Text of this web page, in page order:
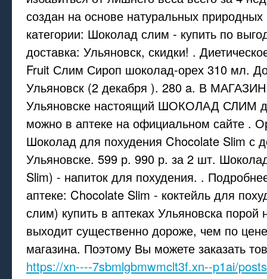
создан на основе натуральных
категории: Шоколад слим - купить по
доставка: Ульяновск, скидки! .
Fruit Слим Сироп шоколад-орех 310 мл.
Ульяновск (2 декабря ). 280 a. В
Ульяновске настоящий ШОКОЛАД СЛИМ
можно в аптеке на официальном сайте .
Шоколад для похудения Chocolate Slim с
Ульяновске. 599 р. 990 р. за 2 шт.
Slim) - напиток для похудения. .
аптеке: Chocolate Slim - коктейль для
слим) купить в аптеках Ульяновска порой
выходит существенно дороже, чем по
магазина. Поэтому Вы можете заказать
https://xn----7sbmlgbmwmclt3f.xn--p1ai/